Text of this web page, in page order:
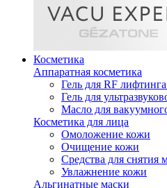
Косметика
Аппаратная косметика
Гель для RF
Гель для
Масло для
Косметика для лица
Омоложение кожи
Очищение кожи
Средства для снятия
Увлажнение кожи
Альгинатные маски